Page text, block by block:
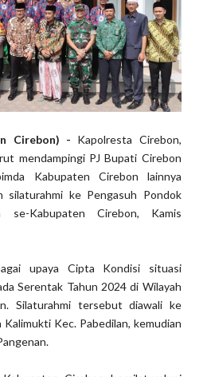
Cirebon) - Kapolresta Cirebon,
mendampingi PJ Bupati Cirebon
Kabupaten Cirebon lainnya
silaturahmi ke Pengasuh Pondok
se-Kabupaten Cirebon, Kamis
upaya Cipta Kondisi situasi
Serentak Tahun 2024 di Wilayah
Silaturahmi tersebut diawali ke
Kec. Pabedilan, kemudian